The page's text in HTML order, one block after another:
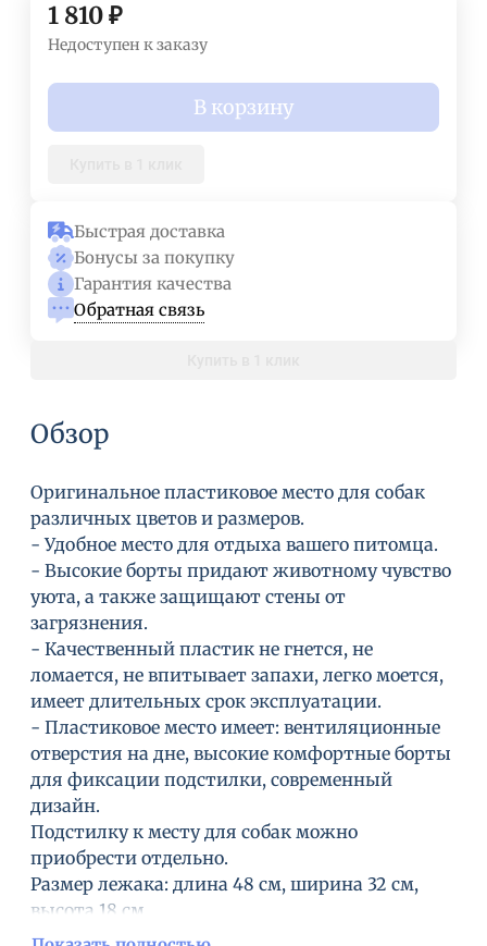
1 810₽
Недоступен к заказу
В корзину
Быстрая доставка
Бонусы за покупку
Гарантия качества
Обратная связь
Обзор
Оригинальное пластиковое место для собак
различных цветов и размеров.
- Удобное место для отдыха вашего питомца.
- Высокие борты придают животному чувство
уюта, а также защищают стены от
загрязнения.
- Качественный пластик не гнется, не
ломается, не впитывает запахи, легко моется,
имеет длительных срок эксплуатации.
- Пластиковое место имеет: вентиляционные
отверстия на дне, высокие комфортные борты
для фиксации подстилки, современный
дизайн.
Подстилку к месту для собак можно
приобрести отдельно.
Размер лежака: длина 48 см, ширина 32 см,
высота 18 см.
Размер дна лежака: длина 40 см, ширина 24 см